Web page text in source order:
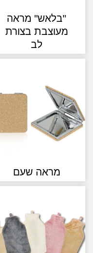
"בלאש" מראה
מעוצבת בצורת
מראה שעם